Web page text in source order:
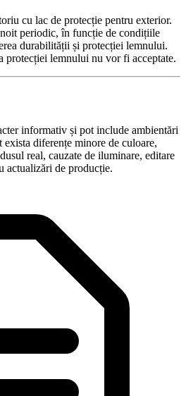
cu lac de protecție pentru exterior.
periodic, în funcție de condițiile
durabilității și protecției lemnului.
protecției lemnului nu vor fi acceptate.
informativ și pot include ambientări
exista diferențe minore de culoare,
real, cauzate de iluminare, editare
actualizări de producție.